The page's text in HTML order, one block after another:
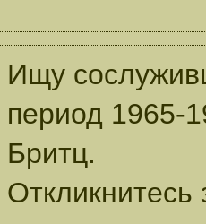
Ищу
период 1965-
Бритц.
Откликнитесь